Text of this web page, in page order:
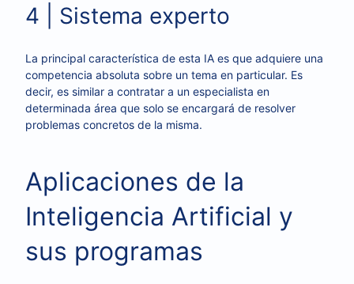
4 | Sistema experto
La principal característica de esta IA es que adquiere una
competencia absoluta sobre un tema en particular. Es
decir, es similar a contratar a un especialista en
determinada área que solo se encargará de resolver
problemas concretos de la misma.
Aplicaciones de la
Inteligencia Artificial y
sus programas